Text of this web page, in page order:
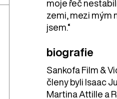
moje řeč
zemi, mezi mým
jsem.“
biografie
Sankofa Film &
členy byli Isaac
Martina Attille a